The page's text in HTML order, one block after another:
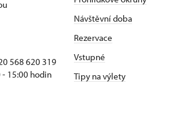
568 620 319
15:00 hodin
Návštěvní doba
Rezervace
Vstupné
Tipy na výlety